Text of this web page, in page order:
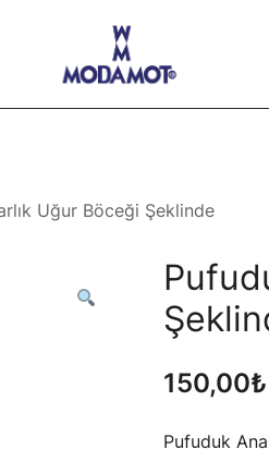
Modamot E-Ticaret
Uğur Böceği Şeklinde
150,00₺
Pufuduk